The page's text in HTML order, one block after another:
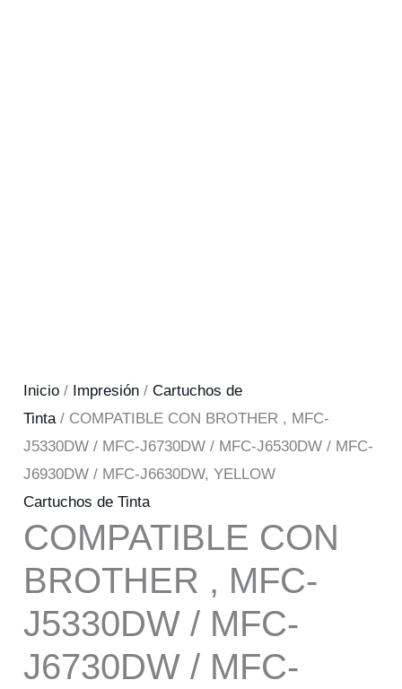
Inicio / Impresión /Cartuchos de
Tinta/ COMPATIBLE CON BROTHER , MFC-
J5330DW / MFC-J6730DW / MFC-J6530DW / MFC-
J6930DW / MFC-J6630DW, YELLOW
Cartuchos de Tinta
COMPATIBLE CON
BROTHER , MFC-
J5330DW / MFC-
J6730DW / MFC-